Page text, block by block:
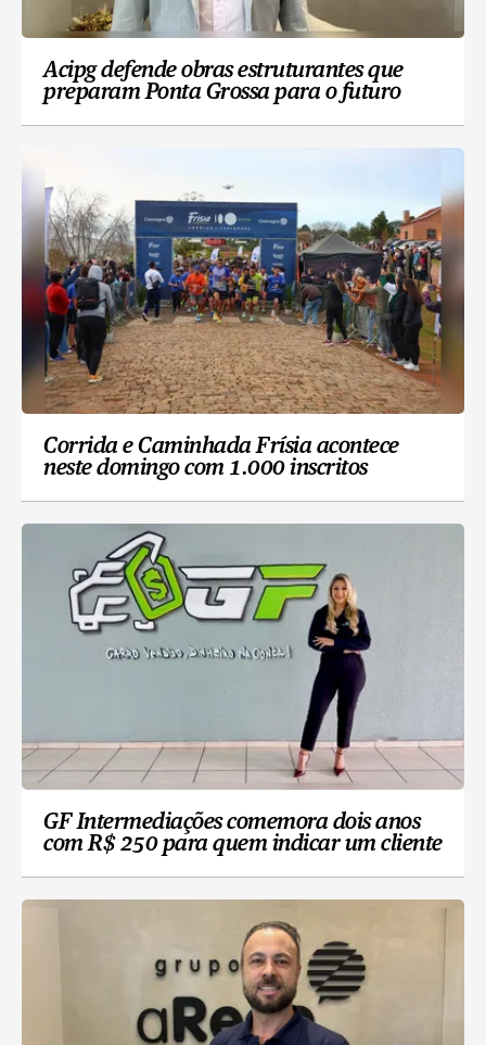
Acipg defende obras estruturantes que
preparam Ponta Grossa para o futuro
Corrida e Caminhada Frísia acontece
neste domingo com 1.000 inscritos
GF Intermediações comemora dois anos
com R$ 250 para quem indicar um cliente